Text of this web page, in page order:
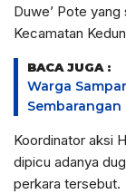
Duwe’ Pote
Kecamatan
BACA JUGA :
Warga
Sembarangan
Koordinator aksi
dipicu adanya
perkara tersebut.